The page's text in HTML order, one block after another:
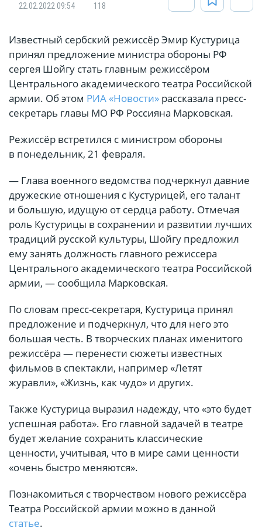
22.02.2022 09:54
118
Известный сербский режиссёр Эмир Кустурица
принял предложение министра обороны РФ
сергея Шойгу стать главным режиссёром
Центрального академического театра Российской
армии. Об этом РИА «Новости» рассказала пресс-
секретарь главы МО РФ Россияна Марковская.
Режиссёр встретился с министром обороны
в понедельник, 21 февраля.
— Глава военного ведомства подчеркнул давние
дружеские отношения с Кустурицей, его талант
и большую, идущую от сердца работу. Отмечая
роль Кустурицы в сохранении и развитии лучших
традиций русской культуры, Шойгу предложил
ему занять должность главного режиссера
Центрального академического театра Российской
армии, — сообщила Марковская.
По словам пресс-секретаря, Кустурица принял
предложение и подчеркнул, что для него это
большая честь. В творческих планах именитого
режиссёра — перенести сюжеты известных
фильмов в спектакли, например «Летят
журавли», «Жизнь, как чудо» и других.
Также Кустурица выразил надежду, что «это будет
успешная работа». Его главной задачей в театре
будет желание сохранить классические
ценности, учитывая, что в мире сами ценности
«очень быстро меняются».
Познакомиться с творчеством нового режиссёра
Театра Российской армии можно в данной
статье.